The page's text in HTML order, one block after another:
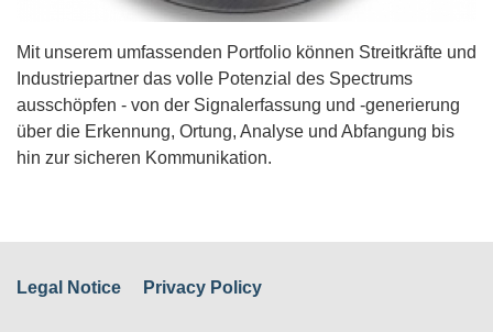
Mit unserem umfassenden Portfolio können Streitkräfte und
Industriepartner das volle Potenzial des Spectrums
ausschöpfen - von der Signalerfassung und -generierung
über die Erkennung, Ortung, Analyse und Abfangung bis
hin zur sicheren Kommunikation.
Legal Notice Privacy Policy